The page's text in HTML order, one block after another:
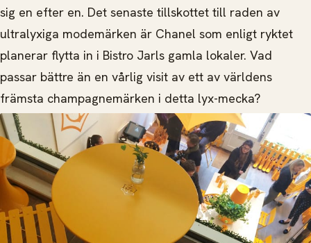
sig en efter en. Det senaste tillskottet till raden av
ultralyxiga modemärken är Chanel som enligt ryktet
planerar flytta in i Bistro Jarls gamla lokaler. Vad
passar bättre än en vårlig visit av ett av världens
främsta champagnemärken i detta lyx-mecka?